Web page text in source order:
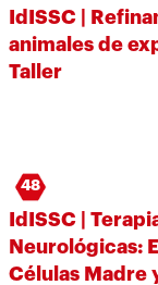
IdISSC |
animales de
Taller
48
IdISSC |
Neurológicas:
Células Madre